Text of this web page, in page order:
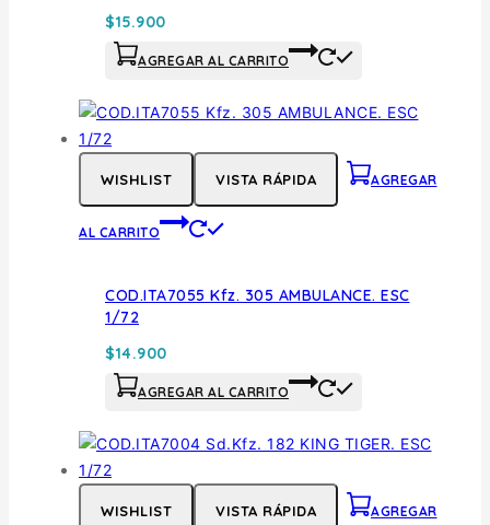
$15.900
AGREGAR AL CARRITO
WISHLIST VISTA RÁPIDA AGREGAR
AL CARRITO
COD.ITA7055 Kfz. 305 AMBULANCE. ESC
1/72
$14.900
AGREGAR AL CARRITO
WISHLIST VISTA RÁPIDA AGREGAR